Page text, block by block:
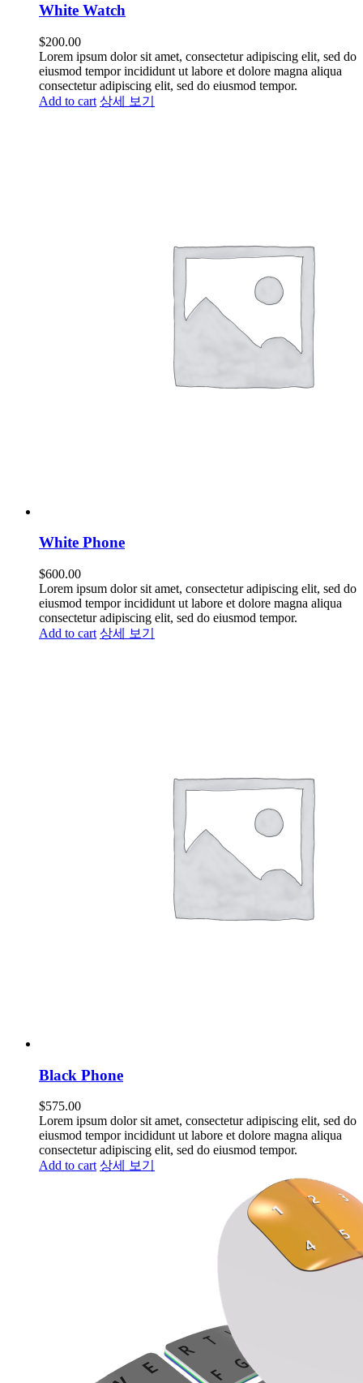
White Watch
$200.00
Lorem ipsum dolor sit amet, consectetur adipiscing elit, sed do
eiusmod tempor incididunt ut labore et dolore magna aliqua
consectetur adipiscing elit, sed do eiusmod tempor.
Add to cart 상세 보기
White Phone
$600.00
Lorem ipsum dolor sit amet, consectetur adipiscing elit, sed do
eiusmod tempor incididunt ut labore et dolore magna aliqua
consectetur adipiscing elit, sed do eiusmod tempor.
Add to cart 상세 보기
Black Phone
$575.00
Lorem ipsum dolor sit amet, consectetur adipiscing elit, sed do
eiusmod tempor incididunt ut labore et dolore magna aliqua
consectetur adipiscing elit, sed do eiusmod tempor.
Add to cart 상세 보기